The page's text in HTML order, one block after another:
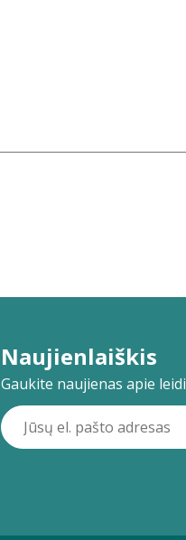
Naujienlaiškis
Gaukite naujienas apie